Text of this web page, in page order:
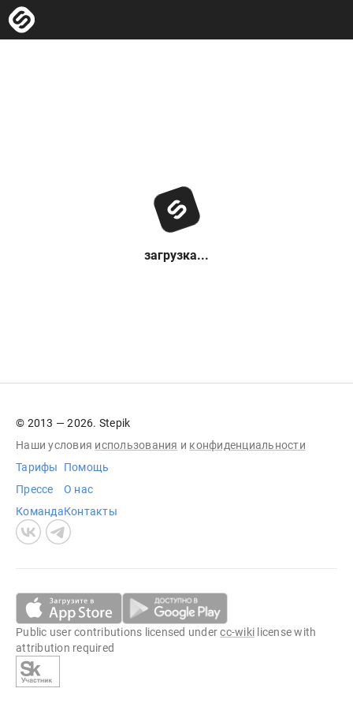
загрузка...
© 2013 — 2026. Stepik
Наши условия использования и конфиденциальности
Тарифы
Прессе
Команда
Помощь
О нас
Контакты
Public user contributions licensed undercc-wiki license with
attribution required